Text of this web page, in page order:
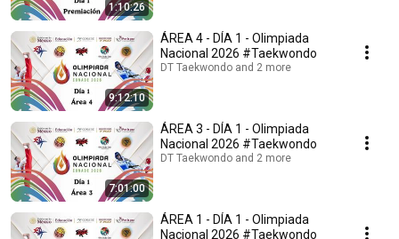
1:10:26
9:12:10
ÁREA 4 - DÍA 1 - Olimpiada
Nacional 2026 #Taekwondo
DT Taekwondo and 2 more
7:01:00
ÁREA 3 - DÍA 1 - Olimpiada
Nacional 2026 #Taekwondo
DT Taekwondo and 2 more
ÁREA 1 - DÍA 1 - Olimpiada
Nacional 2026 #Taekwondo